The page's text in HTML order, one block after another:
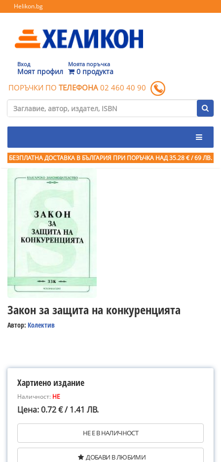
Helikon.bg
Вход
Моят профил
Моята поръчка
0 продукта
ПОРЪЧКИ ПО ТЕЛЕФОНА 02 460 40 90
БЕЗПЛАТНА ДОСТАВКА В БЪЛГАРИЯ ПРИ ПОРЪЧКА НАД 35.28 € / 69 ЛВ.
Закон за защита на конкуренцията
Автор: Колектив
Хартиено издание
Наличност: НЕ
Цена: 0.72 € / 1.41 ЛВ.
НЕ Е В НАЛИЧНОСТ
ДОБАВИ В ЛЮБИМИ